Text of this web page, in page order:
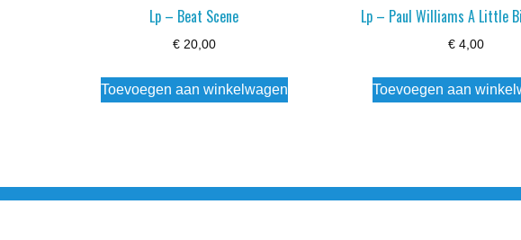
Lp – Beat Scene
€20,00
Toevoegen aan winkelwagen
Lp – Paul Williams A Little
€ 4,00
Toevoegen aan